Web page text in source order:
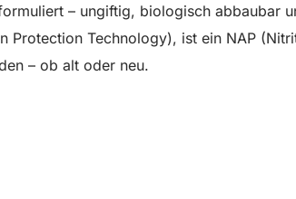
– ungiftig, biologisch abbaubar
Protection Technology), ist ein NAP
– ob alt oder neu.